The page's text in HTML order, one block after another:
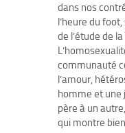
dans nos
l’heure du
de l’étude de
communauté
l’amour,
homme et une
père à un
qui montre